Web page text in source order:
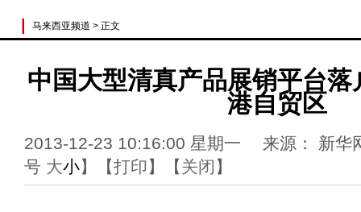
马来西亚频道 > 正文
中国大型清真产品展销平台
港自贸区
2013-12-23 10:16:00 星期一 来源： 新
号 大小】【打印 】【关闭 】